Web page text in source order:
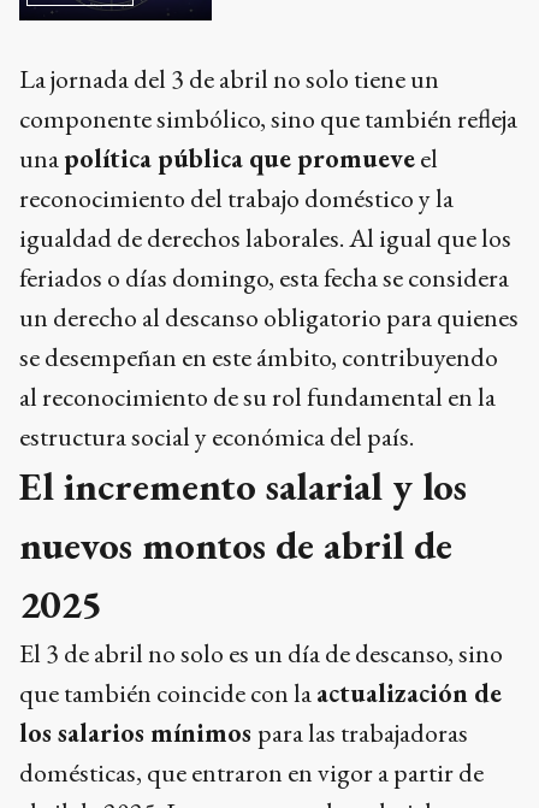
La jornada del 3 de abril no solo tiene un
componente simbólico, sino que también refleja
unapolítica pública que promueveel
reconocimiento del trabajo doméstico y la
igualdad de derechos laborales. Al igual que los
feriados o días domingo, esta fecha se considera
un derecho al descanso obligatorio para quienes
se desempeñan en este ámbito, contribuyendo
al reconocimiento de su rol fundamental en la
estructura social y económica del país.
El incremento salarial y los
nuevos montos de abril de
2025
El 3 de abril no solo es un día de descanso, sino
que también coincide con laactualización de
los salarios mínimos para las trabajadoras
domésticas, que entraron en vigor a partir de